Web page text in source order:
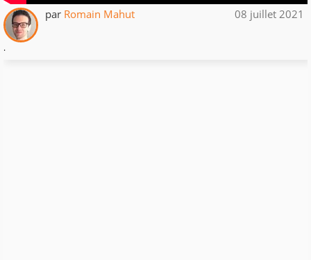
par Romain Mahut 08 juillet 2021
.